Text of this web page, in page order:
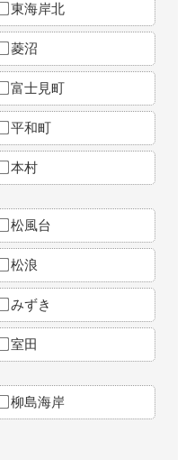
東海岸北
菱沼
富士見町
平和町
本村
松風台
松浪
みずき
室田
柳島海岸